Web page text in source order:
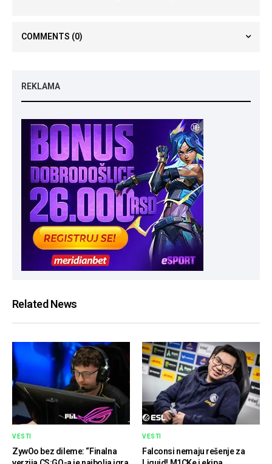
COMMENTS (0)
REKLAMA
Related News
VESTI
ZywOo bez dileme: “Finalna
VESTI
Falconsi nemaju rešenje za